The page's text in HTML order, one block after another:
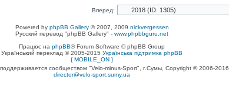
Вперед:
Powered by phpBB Gallery© 2007, 2009 nickvergessen
Русский перевод "phpBB Gallery" - www.phpbbguru.net
Працює на phpBB® Forum Software © phpBB Group
Український переклад © 2005-2015 Українська підтримка phpBB
{ MOBILE_ON }
сообществом "Velo-minus-Sport", г.Сумы, Copyright © 2006-2016
director@velo-sport.sumy.ua